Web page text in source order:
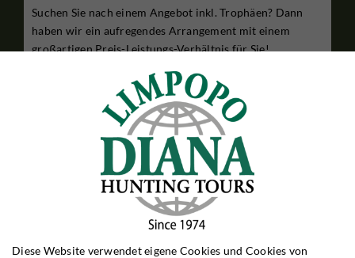
Suchen Sie nach einem Angebot inkl. Trophäen? Dann
haben wir ein aufregendes Arrangement mit einem
großartigen Preis-Leistungs-Verhältnis für Sie!
11 TAGE JAGDAUFENTHALT
Diese Website verwendet eigene Cookies und Cookies von